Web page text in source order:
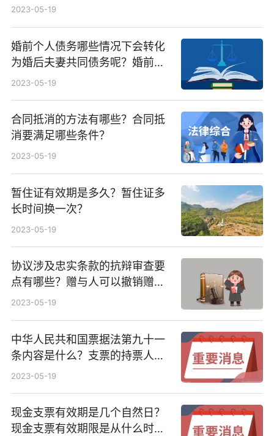
2023-05-19
婚前个人债务哪些情况下会转化
为婚后夫妻共同债务呢？婚前个
人债务能转化成夫妻共同债务
2023-05-19
合同抵消的方法有哪些？合同抵
消要满足哪些条件？
2023-05-19
暂住证有效期是多久？暂住证多
长时间换一次？
2023-05-19
协议涉及忠实条款的抗辩审查要
点有哪些？赠与人可以撤销赠与
吗？
2023-05-19
中华人民共和国票据法第九十一
条内容是什么？支票的持票人应
当自出票日起几日内提示付款？
2023-05-19
现金支票有效期是几个自然日？
现金支票有效期限是从什么时候